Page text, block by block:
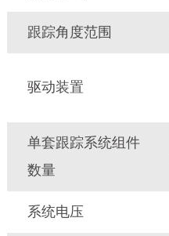
跟踪角度范围
驱动装置
单套跟踪系统组件
数量
系统电压